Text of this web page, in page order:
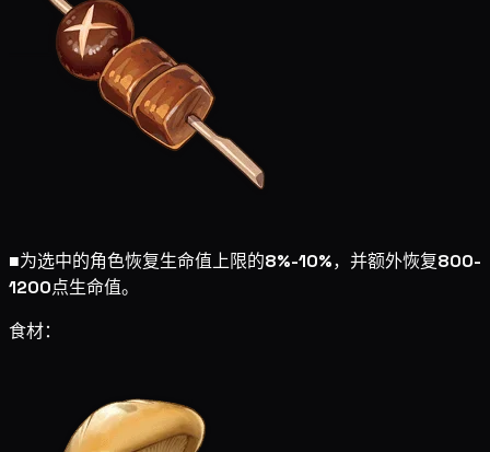
■为选中的角色恢复生命值上限的8%-10%，并额外恢复800-
1200点生命值。
食材：